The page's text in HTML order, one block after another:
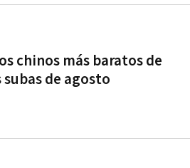
chinos más baratos de
de agosto